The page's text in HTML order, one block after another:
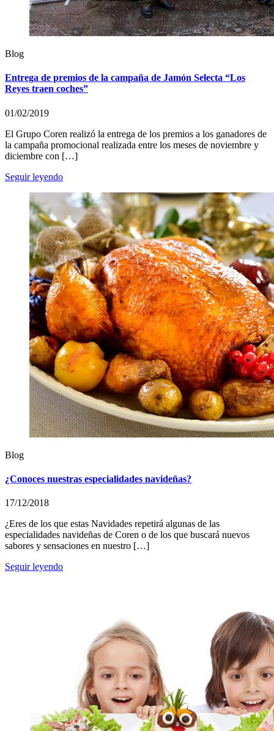
Blog
Entrega de premios de la campaña de Jamón Selecta “Los
Reyes traen coches”
01/02/2019
El Grupo Coren realizó la entrega de los premios a los ganadores de
la campaña promocional realizada entre los meses de noviembre y
diciembre con […]
Seguir leyendo
Blog
¿Conoces nuestras especialidades navideñas?
17/12/2018
¿Eres de los que estas Navidades repetirá algunas de las
especialidades navideñas de Coren o de los que buscará nuevos
sabores y sensaciones en nuestro […]
Seguir leyendo